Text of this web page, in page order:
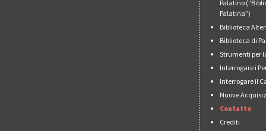
Palatino
Palatina”)
Biblioteca
Biblioteca di
Strumenti per
Interrogare i
Interrogare il
Nuove
Contatto
Crediti